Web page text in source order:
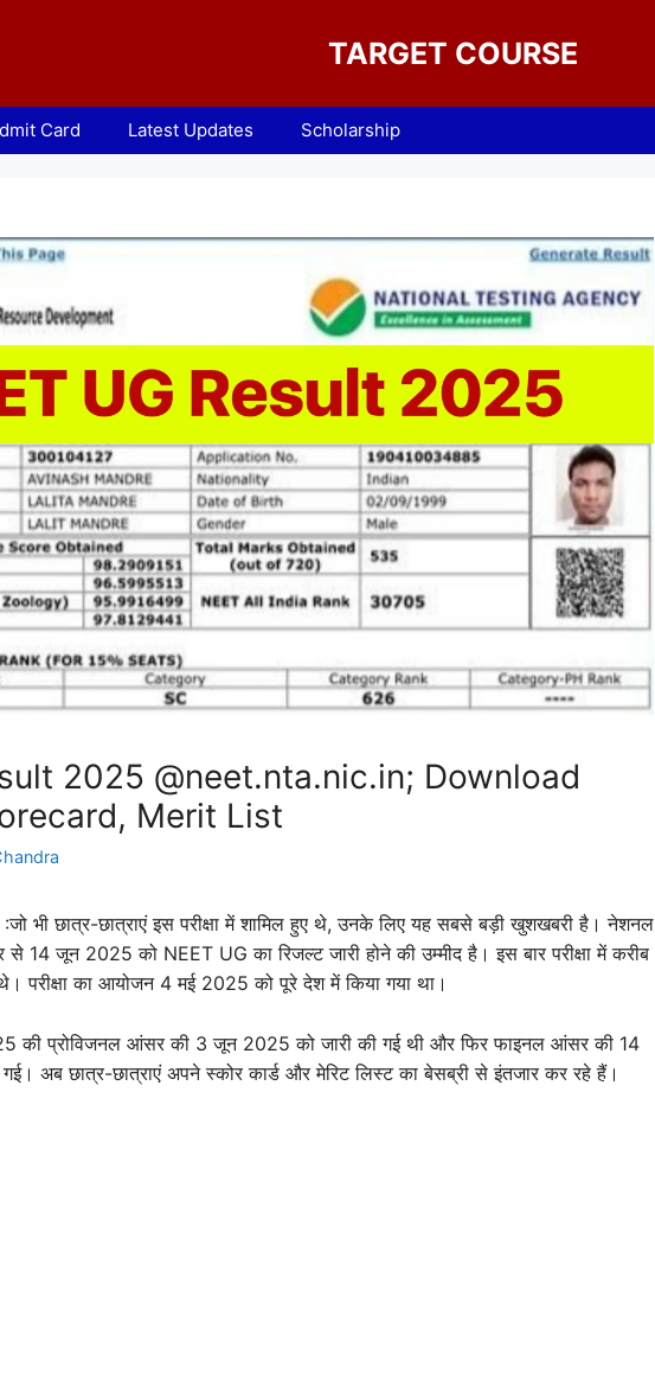
TARGET COURSE
Card Latest Updates Scholarship
2025 @neet.nta.nic.in; Download
Merit List
:जो भी छात्र-छात्राएं इस परीक्षा में शामिल हुए थे, उनके लिए यह सबसे बड़ी खुशखबरी है। नेशनल
14 जून 2025 को NEET UG का रिजल्ट जारी होने की उम्मीद है। इस बार परीक्षा में करीब
थे। परीक्षा का आयोजन 4 मई 2025 को पूरे देश में किया गया था।
की प्रोविजनल आंसर की 3 जून 2025 को जारी की गई थी और फिर फाइनल आंसर की 14
अब छात्र-छात्राएं अपने स्कोर कार्ड और मेरिट लिस्ट का बेसब्री से इंतजार कर रहे हैं।